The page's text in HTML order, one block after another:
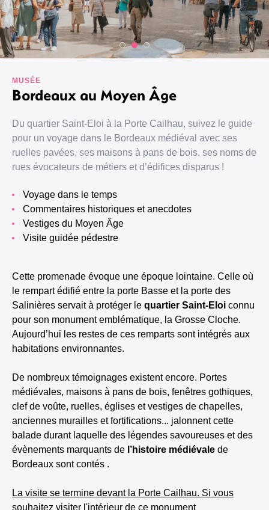
MUSÉE
Bordeaux au Moyen Âge
Du quartier Saint-Eloi à la Porte Cailhau, suivez le guide
pour un voyage dans le Bordeaux médiéval avec ses
ruelles pavées, ses maisons à pans de bois, ses noms de
rues évocateurs de métiers et d’édifices disparus !
Voyage dans le temps
Commentaires historiques et anecdotes
Vestiges du Moyen Âge
Visite guidée pédestre
Cette promenade évoque une époque lointaine. Celle où
le rempart édifié entre la porte Basse et la porte des
Salinières servait à protéger le quartier Saint-Eloi connu
pour son monument emblématique, la Grosse Cloche.
Aujourd’hui les restes de ces remparts sont intégrés aux
habitations environnantes.
De nombreux témoignages existent encore. Portes
médiévales, maisons à pans de bois, fenêtres gothiques,
clef de voûte, ruelles, églises et vestiges de chapelles,
anciennes murailles et fortifications... jalonnent cette
balade durant laquelle des légendes savoureuses et des
évènements marquants de l’histoire médiévale de
Bordeaux sont contés .
La visite se termine devant la Porte Cailhau. Si vous
souhaitez visiter l'intérieur de ce monument